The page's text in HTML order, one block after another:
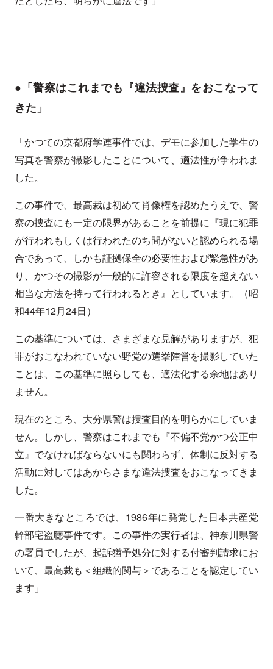
●「警察はこれまでも『違法捜査』をおこなって
きた」
「かつての京都府学連事件では、デモに参加した学生の
写真を警察が撮影したことについて、適法性が争われま
した。
この事件で、最高裁は初めて肖像権を認めたうえで、警
察の捜査にも一定の限界があることを前提に『現に犯罪
が行われもしくは行われたのち間がないと認められる場
合であって、しかも証拠保全の必要性および緊急性があ
り、かつその撮影が一般的に許容される限度を超えない
相当な方法を持って行われるとき』としています。（昭
和44年12月24日）
この基準については、さまざまな見解がありますが、犯
罪がおこなわれていない野党の選挙陣営を撮影していた
ことは、この基準に照らしても、適法化する余地はあり
ません。
現在のところ、大分県警は捜査目的を明らかにしていま
せん。しかし、警察はこれまでも『不偏不党かつ公正中
立』でなければならないにも関わらず、体制に反対する
活動に対してはあからさまな違法捜査をおこなってきま
した。
一番大きなところでは、1986年に発覚した日本共産党
幹部宅盗聴事件です。この事件の実行者は、神奈川県警
の署員でしたが、起訴猶予処分に対する付審判請求にお
いて、最高裁も＜組織的関与＞であることを認定してい
ます」